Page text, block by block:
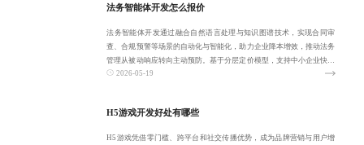
法务智能体开发怎么报价
法务智能体开发通过融合自然语言处理与知识图谱技术，实现合同审
查、合规预警等场景的自动化与智能化，助力企业降本增效，推动法务
管理从被动响应转向主动预防。基于分层定价模型，支持中小企业快速
落地与大型企业深
2026-05-19
H5游戏开发好处有哪些
H5游戏凭借零门槛、跨平台和社交传播优势，成为品牌营销与用户增